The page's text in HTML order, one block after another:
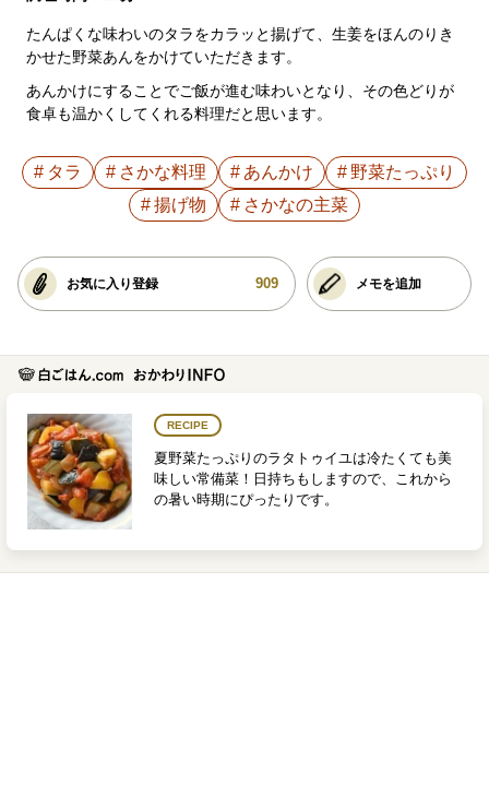
たんぱくな味わいのタラをカラッと揚げて、生姜をほんのりき
かせた野菜あんをかけていただきます。
あんかけにすることでご飯が進む味わいとなり、その色どりが
食卓も温かくしてくれる料理だと思います。
タラ さかな料理 あんかけ
野菜たっぷり
揚げ物
さかなの主菜
お気に入り登録 909 メモを追加
RECIPE
夏野菜たっぷりのラタトゥイユは冷たくても美
味しい常備菜！日持ちもしますので、これから
の暑い時期にぴったりです。